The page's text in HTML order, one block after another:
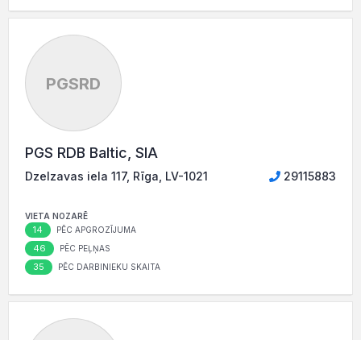
PGSRD
PGS RDB Baltic, SIA
Dzelzavas iela 117, Rīga, LV-1021 29115883
VIETA NOZARĒ
14 PĒC APGROZĪJUMA
46 PĒC PEĻŅAS
35 PĒC DARBINIEKU SKAITA